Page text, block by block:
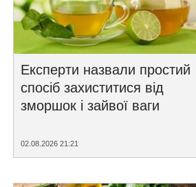
Експерти назвали простий
спосіб захиститися від
зморшок і зайвої ваги
02.08.2026 21:21